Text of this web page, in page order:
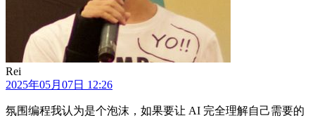
Rei
2025年05月07日 12:26
氛围编程我认为是个泡沫，如果要让 AI 完全理解自己需要的